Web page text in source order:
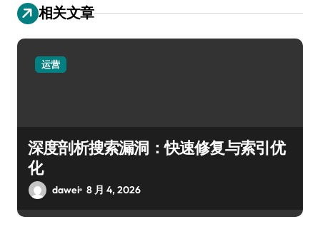
相关文章
运营
深度剖析搜索漏洞：快速修复与索引优
化
dawei 8 月 4, 2026